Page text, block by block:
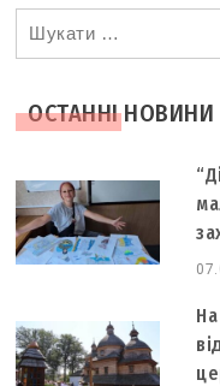
Ви
шукали
ОСТАННІ НОВИНИ